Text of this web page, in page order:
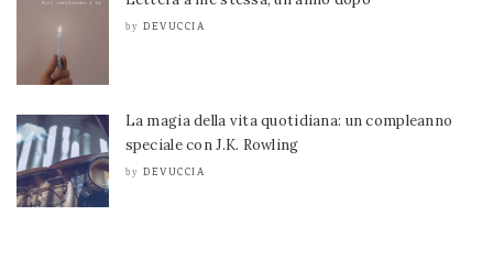
by DEVUCCIA
La magia della vita quotidiana: un compleanno
speciale con J.K. Rowling
by DEVUCCIA